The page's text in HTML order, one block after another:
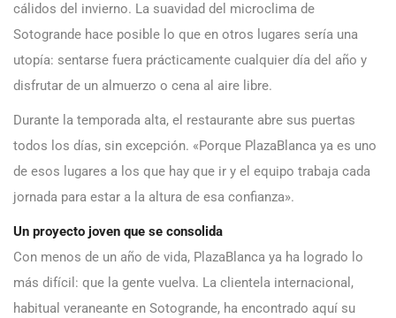
cálidos del invierno. La suavidad del microclima de
Sotogrande hace posible lo que en otros lugares sería una
utopía: sentarse fuera prácticamente cualquier día del año y
disfrutar de un almuerzo o cena al aire libre.
Durante la temporada alta, el restaurante abre sus puertas
todos los días, sin excepción. «Porque PlazaBlanca ya es uno
de esos lugares a los que hay que ir y el equipo trabaja cada
jornada para estar a la altura de esa confianza».
Un proyecto joven que se consolida
Con menos de un año de vida, PlazaBlanca ya ha logrado lo
más difícil: que la gente vuelva. La clientela internacional,
habitual veraneante en Sotogrande, ha encontrado aquí su